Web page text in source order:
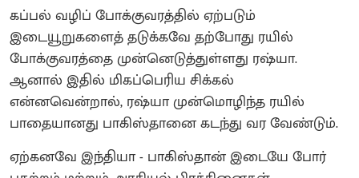
கப்பல் வழிப் போக்குவரத்தில் ஏற்படும்
இடையூறுகளைத் தடுக்கவே தற்போது ரயில்
போக்குவரத்தை முன்னெடுத்துள்ளது ரஷ்யா.
ஆனால் இதில் மிகப்பெரிய சிக்கல்
என்னவென்றால், ரஷ்யா முன்மொழிந்த ரயில்
பாதையானது பாகிஸ்தானை கடந்து வர வேண்டும்.
ஏற்கனவே இந்தியா - பாகிஸ்தான் இடையே போர்